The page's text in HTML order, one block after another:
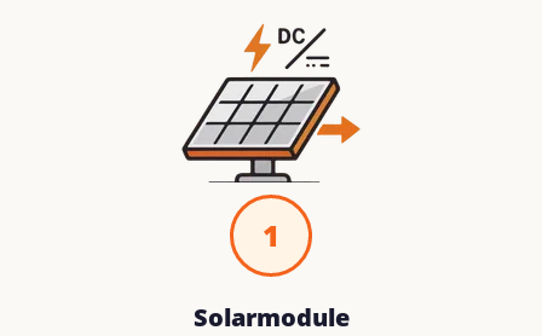
1
Solarmodule